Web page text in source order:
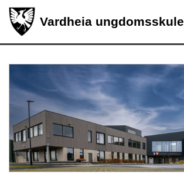
Vardheia ungdomsskule